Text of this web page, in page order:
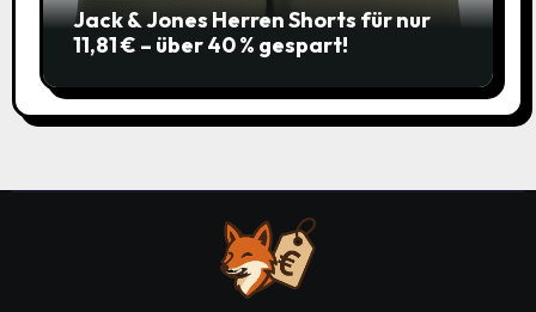
Jack & Jones Herren Shorts für nur
11,81 € – über 40 % gespart!